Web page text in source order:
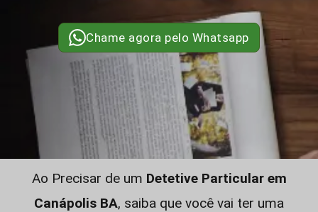
Chame agora pelo Whatsapp
Ao Precisar de um Detetive Particular em
Canápolis BA, saiba que você vai ter uma